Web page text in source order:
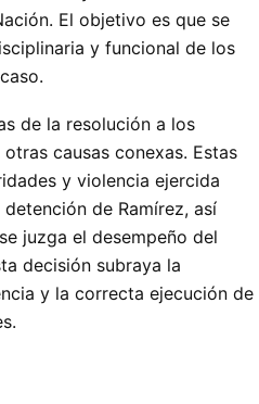
El objetivo es que se
y funcional de los
de la resolución a los
causas conexas. Estas
y violencia ejercida
de Ramírez, así
juzga el desempeño del
decisión subraya la
y la correcta ejecución de